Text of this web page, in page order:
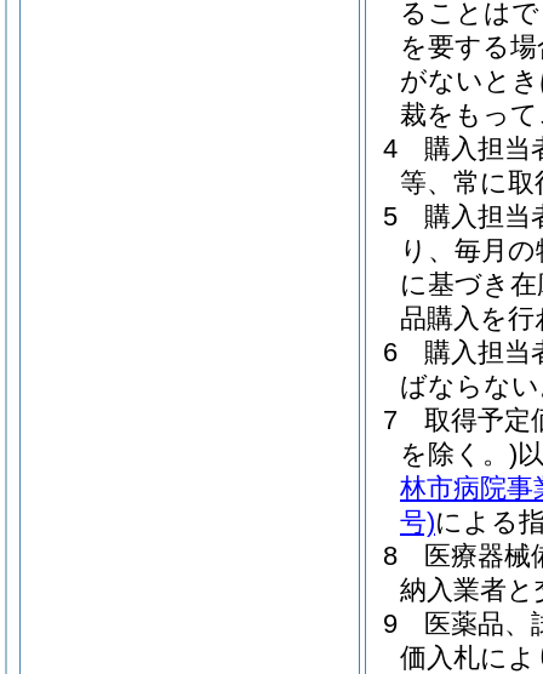
ることは
を要する
がないと
裁をもっ
4
購入担当
等、常に
5
購入担当
り、毎月
に基づき
品購入を
6
購入担当
ばならな
7
取得予定
を除く。)
林市病院事
号)による
8
医療器械
納入業者
9
医薬品、
価入札に